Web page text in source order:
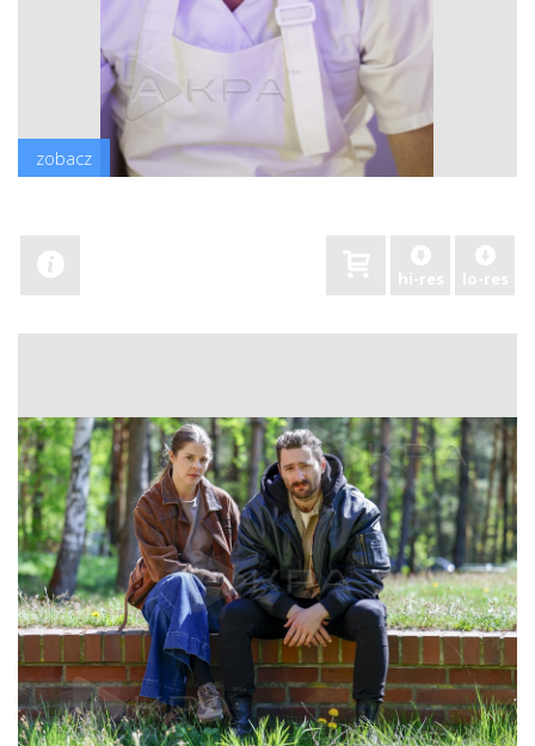
zobacz
hi-res lo-res